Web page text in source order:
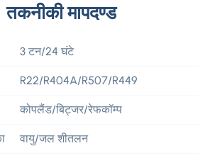
तकनीकी मापदण्ड
3 टन/24 घंटे
R22/R404A/R507/R449
कोपलैंड/बिट्जर/रेफकॉम्प
वायु/जल शीतलन